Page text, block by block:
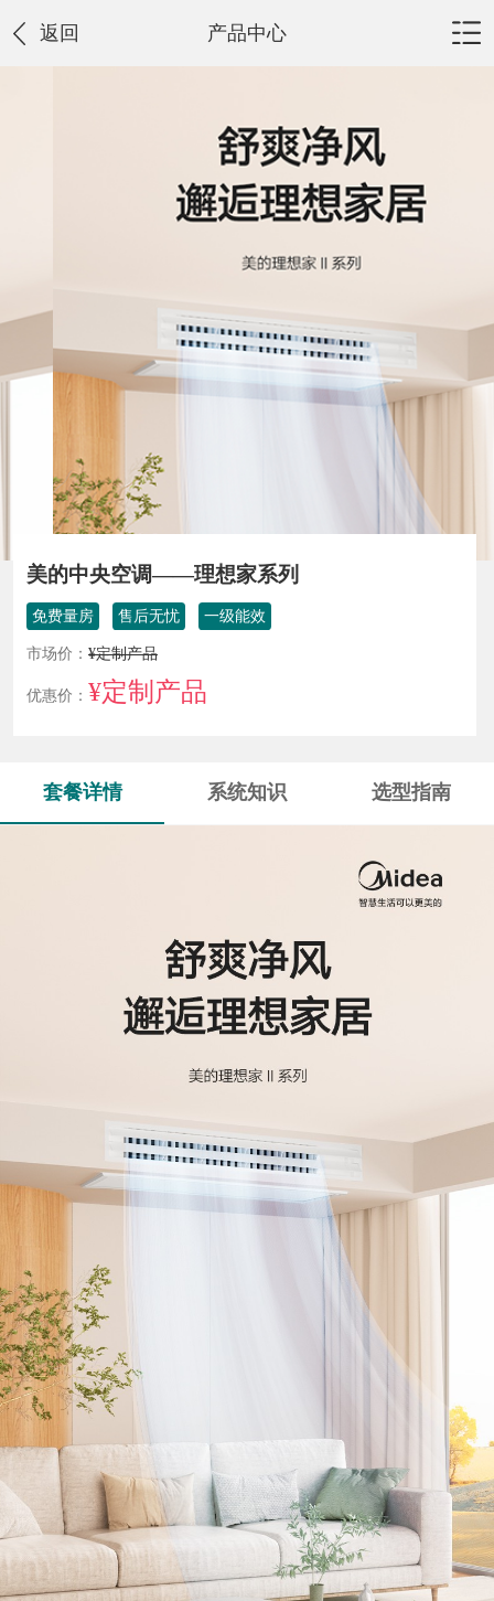
返回 产品中心
美的中央空调——理想家系列
免费量房 售后无忧 一级能效
市场价： ¥定制产品
优惠价： ¥定制产品
套餐详情 系统知识 选型指南